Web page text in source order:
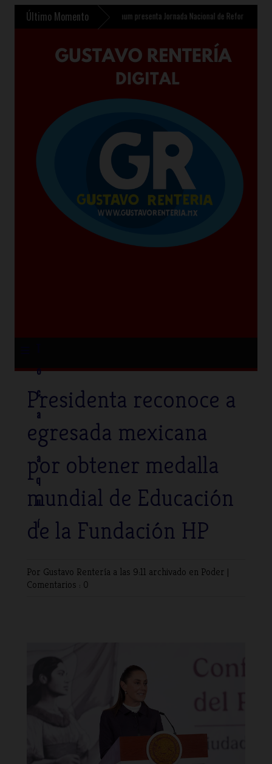
Último Momento
en Chalco »Sheinbaum presenta Jornada Nacional de Reforestación 2026
o
c
a
a
q
u
í
Presidenta reconoce a
egresada mexicana
por obtener medalla
mundial de Educación
de la Fundación HP
Por Gustavo Rentería a las 9:11 archivado en Poder |
Comentarios : 0